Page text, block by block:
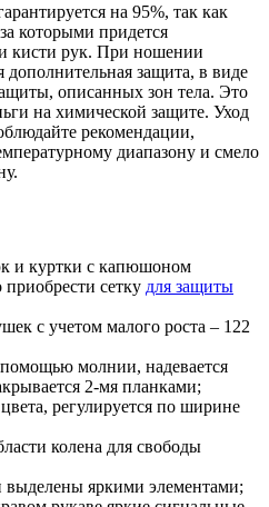
на 95%, так как
которыми придется
кисти рук. При ношении
защита, в виде
описанных зон тела. Это
на химической защите. Уход
рекомендации,
диапазону и смело
и куртки с капюшоном
сетку для защиты
с учетом малого роста – 122
помощью молнии, надевается
2-мя планками;
регулируется по ширине
колена для свободы
выделены яркими элементами;